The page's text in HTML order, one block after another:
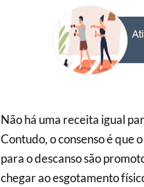
Não há uma receita igual
Contudo, o consenso é que
para o descanso são
chegar ao esgotamento